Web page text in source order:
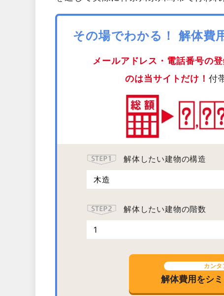
その場でわかる！ 解体費
メールアドレス・電話番号の
のは当サイトだけ！付
解体したい建物の構造
解体したい建物の階数
カンタ
解体費用をシ